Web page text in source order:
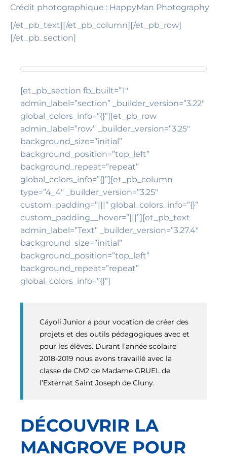
Crédit photographique : HappyMan Photography
[/et_pb_text][/et_pb_column][/et_pb_row]
[/et_pb_section]
[et_pb_section fb_built=”1″
admin_label=”section” _builder_version=”3.22″
global_colors_info=”{}”][et_pb_row
admin_label=”row” _builder_version=”3.25″
background_size=”initial”
background_position=”top_left”
background_repeat=”repeat”
global_colors_info=”{}”][et_pb_column
type=”4_4″ _builder_version=”3.25″
custom_padding=”|||” global_colors_info=”{}”
custom_padding__hover=”|||”][et_pb_text
admin_label=”Text” _builder_version=”3.27.4″
background_size=”initial”
background_position=”top_left”
background_repeat=”repeat”
global_colors_info=”{}”]
Cáyoli Junior a pour vocation de créer des
projets et des outils pédagogiques avec et
pour les élèves. Durant l’année scolaire
2018-2019 nous avons travaillé avec la
classe de CM2 de Madame GRUEL de
l’Externat Saint Joseph de Cluny.
DÉCOUVRIR LA
MANGROVE POUR